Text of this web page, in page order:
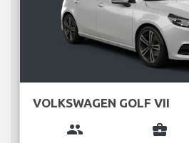
VOLKSWAGEN GOLF VII
group business_center